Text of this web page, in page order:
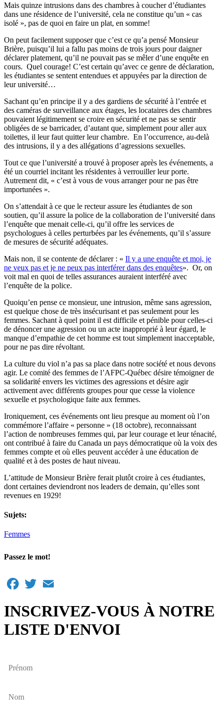
Mais quinze intrusions dans des chambres à coucher d’étudiantes
dans une résidence de l’université, cela ne constitue qu’un « cas
isolé », pas de quoi en faire un plat, en somme!
On peut facilement supposer que c’est ce qu’a pensé Monsieur
Brière, puisqu’il lui a fallu pas moins de trois jours pour daigner
déclarer platement, qu’il ne pouvait pas se mêler d’une enquête en
cours. Quel courage! C’est certain qu’avec ce genre de déclaration,
les étudiantes se sentent entendues et appuyées par la direction de
leur université…
Sachant qu’en principe il y a des gardiens de sécurité à l’entrée et
des caméras de surveillance aux étages, les locataires des chambres
pouvaient légitimement se croire en sécurité et ne pas se sentir
obligées de se barricader, d’autant que, simplement pour aller aux
toilettes, il leur faut quitter leur chambre. En l’occurrence, au-delà
des intrusions, il y a des allégations d’agressions sexuelles.
Tout ce que l’université a trouvé à proposer après les événements, a
été un courriel incitant les résidentes à verrouiller leur porte.
Autrement dit, « c’est à vous de vous arranger pour ne pas être
importunées ».
On s’attendait à ce que le recteur assure les étudiantes de son
soutien, qu’il assure la police de la collaboration de l’université dans
l’enquête que menait celle-ci, qu’il offre les services de
psychologues à celles perturbées par les événements, qu’il s’assure
de mesures de sécurité adéquates.
Mais non, il se contente de déclarer : « Il y a une enquête et moi, je
ne veux pas et je ne peux pas interférer dans des enquêtes». Or, on
voit mal en quoi de telles assurances auraient interféré avec
l’enquête de la police.
Quoiqu’en pense ce monsieur, une intrusion, même sans agression,
est quelque chose de très insécurisant et pas seulement pour les
femmes. Sachant à quel point il est difficile et pénible pour celles-ci
de dénoncer une agression ou un acte inapproprié à leur égard, le
manque d’empathie de cet homme est tout simplement inacceptable,
pour ne pas dire révoltant.
La culture du viol n’a pas sa place dans notre société et nous devons
agir. Le comité des femmes de l’AFPC-Québec désire témoigner de
sa solidarité envers les victimes des agressions et désire agir
activement avec différents groupes pour que cesse la violence
sexuelle et psychologique faite aux femmes.
Ironiquement, ces événements ont lieu presque au moment où l’on
commémore l’affaire « personne » (18 octobre), reconnaissant
l’action de nombreuses femmes qui, par leur courage et leur ténacité,
ont contribué à faire du Canada un pays démocratique où la voix des
femmes compte et où elles peuvent accéder à une éducation de
qualité et à des postes de haut niveau.
L’attitude de Monsieur Brière ferait plutôt croire à ces étudiantes,
dont certaines deviendront nos leaders de demain, qu’elles sont
revenues en 1929!
Sujets:
Femmes
Passez le mot!
Facebook
Twitter
INSCRIVEZ-VOUS À NOTRE
LISTE D'ENVOI